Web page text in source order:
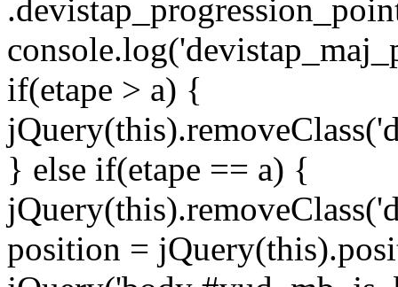
if(etape > a) {
} else if(etape == a) {
position =